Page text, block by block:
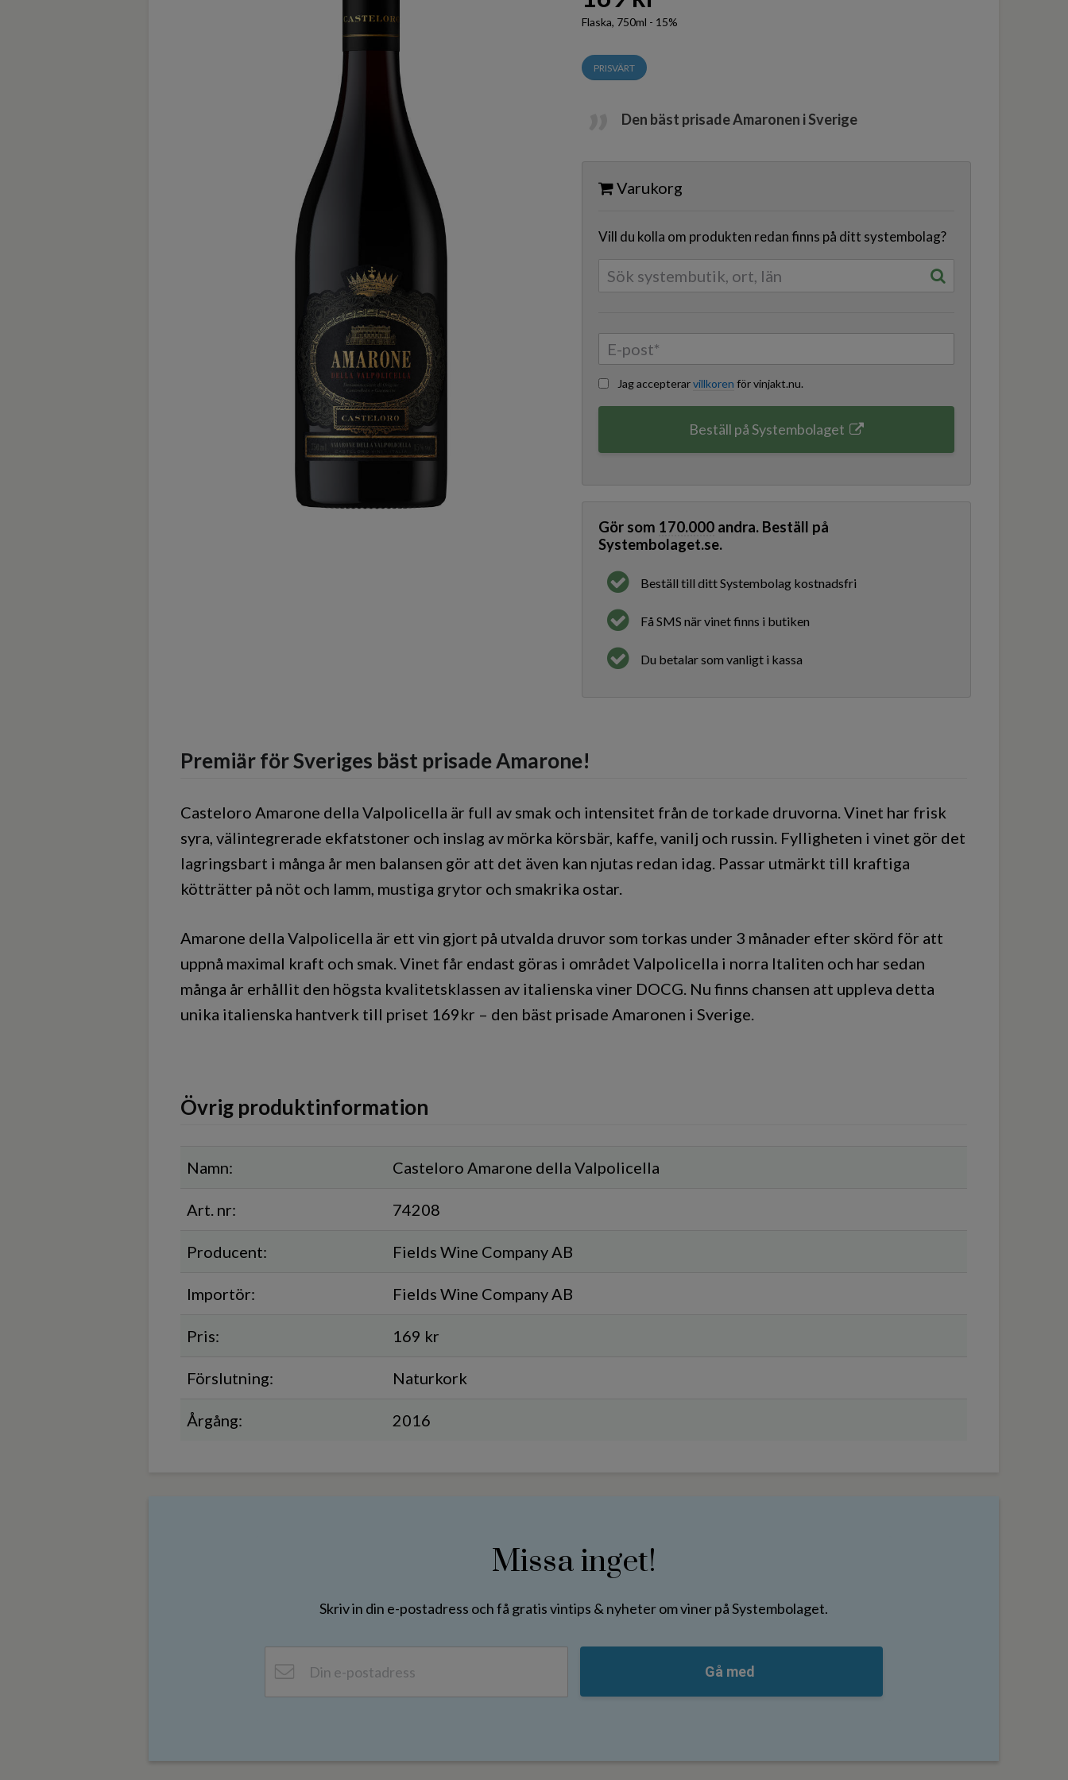
Flaska, 750ml - 15%
PRISVÄRT
Den bäst prisade Amaronen i Sverige
Varukorg
Vill du kolla om produkten redan finns på ditt systembolag?
Jag accepterarvillkoren för vinjakt.nu.
Beställ på Systembolaget
Gör som 170.000 andra. Beställ på
Systembolaget.se.
Beställ till ditt Systembolag kostnadsfri
Få SMS när vinet finns i butiken
Du betalar som vanligt i kassa
Premiär för Sveriges bäst prisade Amarone!
Casteloro Amarone della Valpolicella är full av smak och intensitet från de torkade druvorna. Vinet har frisk
syra, välintegrerade ekfatstoner och inslag av mörka körsbär, kaffe, vanilj och russin. Fylligheten i vinet gör det
lagringsbart i många år men balansen gör att det även kan njutas redan idag. Passar utmärkt till kraftiga
kötträtter på nöt och lamm, mustiga grytor och smakrika ostar.
Amarone della Valpolicella är ett vin gjort på utvalda druvor som torkas under 3 månader efter skörd för att
uppnå maximal kraft och smak. Vinet får endast göras i området Valpolicella i norra Italiten och har sedan
många år erhållit den högsta kvalitetsklassen av italienska viner DOCG. Nu finns chansen att uppleva detta
unika italienska hantverk till priset 169kr – den bäst prisade Amaronen i Sverige.
Övrig produktinformation
Namn: Casteloro Amarone della Valpolicella
Art. nr: 74208
Producent: Fields Wine Company AB
Importör: Fields Wine Company AB
Pris: 169 kr
Förslutning: Naturkork
Årgång: 2016
Missa inget!
Skriv in din e-postadress och få gratis vintips & nyheter om viner på Systembolaget.
Gå med